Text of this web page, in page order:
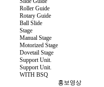
Roller Guide
Rotary Guide
Ball Slide
Stage
Manual Stage
Motorized Stage
Dovetail Stage
Support Unit.
Support Unit.
WITH BSQ
홍보영상